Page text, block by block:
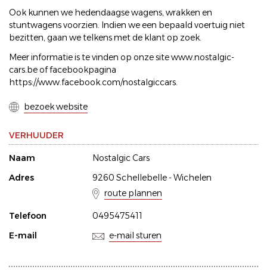
Ook kunnen we hedendaagse wagens, wrakken en
stuntwagens voorzien. Indien we een bepaald voertuig niet
bezitten, gaan we telkens met de klant op zoek.
Meer informatie is te vinden op onze site www.nostalgic-
cars.be of facebookpagina
https://www.facebook.com/nostalgiccars.
bezoek website
VERHUUDER
Naam
Nostalgic Cars
Adres
9260 Schellebelle - Wichelen
route plannen
Telefoon
0495475411
E-mail
e-mail sturen